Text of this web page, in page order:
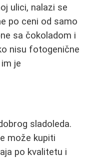
ulici, nalazi se
po ceni od samo
sa čokoladom i
nisu fotogenične
je
sladoleda.
može kupiti
po kvalitetu i